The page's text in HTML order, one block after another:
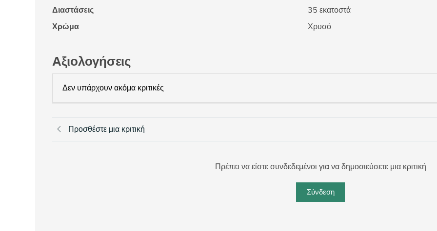
Διαστάσεις
35 εκατοστά
Χρώμα
Χρυσό
Αξιολογήσεις
Δεν υπάρχουν ακόμα κριτικές
Προσθέστε μια κριτική
Πρέπει να είστε συνδεδεμένοι για να δημοσιεύσετε μια κριτική
Σύνδεση